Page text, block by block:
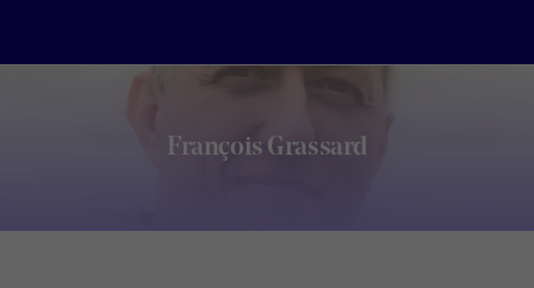
François Grassard